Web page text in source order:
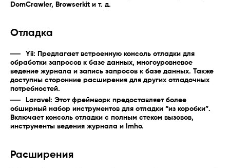
DomCrawler, Browserkit и т. д.
Отладка
Yii: Предлагает встроенную консоль отладки для
обработки запросов к базе данных, многоуровневое
ведение журнала и запись запросов к базе данных. Также
доступны сторонние расширения для других отладочных
потребностей.
Laravel: Этот фреймворк предоставляет более
обширный набор инструментов для отладки “из коробки”.
Включает консоль отладки с полным стеком вызовов,
инструменты ведения журнала и Imho.
Расширения